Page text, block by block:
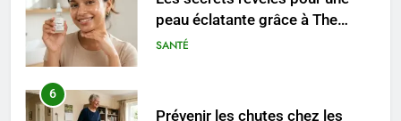
Ordinary
SANTÉ
seniors: aménagement et